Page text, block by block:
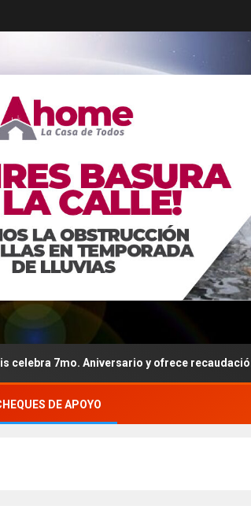
y ofrece recaudación a DIF Ahome..
DE APOYO